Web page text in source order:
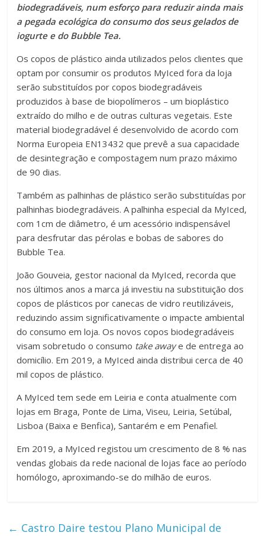
biodegradáveis, num esforço para reduzir ainda mais
a pegada ecológica do consumo dos seus gelados de
iogurte e do Bubble Tea.
Os copos de plástico ainda utilizados pelos clientes que
optam por consumir os produtos MyIced fora da loja
serão substituídos por copos biodegradáveis
produzidos à base de biopolímeros – um bioplástico
extraído do milho e de outras culturas vegetais. Este
material biodegradável é desenvolvido de acordo com
Norma Europeia EN13432 que prevê a sua capacidade
de desintegração e compostagem num prazo máximo
de 90 dias.
Também as palhinhas de plástico serão substituídas por
palhinhas biodegradáveis. A palhinha especial da MyIced,
com 1cm de diâmetro, é um acessório indispensável
para desfrutar das pérolas e bobas de sabores do
Bubble Tea.
João Gouveia, gestor nacional da MyIced, recorda que
nos últimos anos a marca já investiu na substituição dos
copos de plásticos por canecas de vidro reutilizáveis,
reduzindo assim significativamente o impacte ambiental
do consumo em loja. Os novos copos biodegradáveis
visam sobretudo o consumo take awaye de entrega ao
domicílio. Em 2019, a MyIced ainda distribui cerca de 40
mil copos de plástico.
A MyIced tem sede em Leiria e conta atualmente com
lojas em Braga, Ponte de Lima, Viseu, Leiria, Setúbal,
Lisboa (Baixa e Benfica), Santarém e em Penafiel.
Em 2019, a MyIced registou um crescimento de 8 % nas
vendas globais da rede nacional de lojas face ao período
homólogo, aproximando-se do milhão de euros.
← Castro Daire testou Plano Municipal de